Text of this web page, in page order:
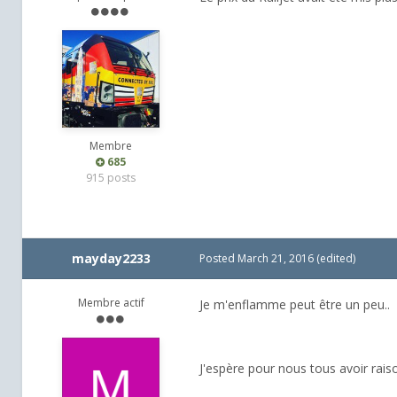
Membre
685
915 posts
mayday2233
Membre actif
Posted March 21, 2016 (edited)
Je m'enflamme peut être un peu..
J'espère pour nous tous avoir